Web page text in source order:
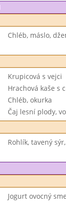
Chléb, máslo,
Krupicová s vejci
Hrachová kaše s
Chléb, okurka
Čaj lesní plody,
Rohlík, tavený
Jogurt ovocný